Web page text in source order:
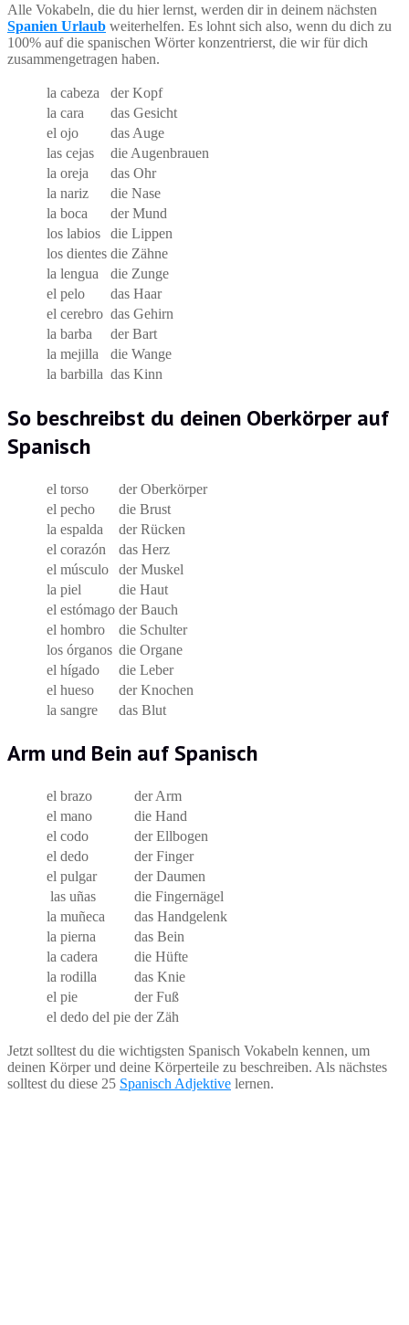
Alle Vokabeln, die du hier lernst, werden dir in deinem nächsten
Spanien Urlaub weiterhelfen. Es lohnt sich also, wenn du dich zu
100% auf die spanischen Wörter konzentrierst, die wir für dich
zusammengetragen haben.
la cabeza
der Kopf
la cara
das Gesicht
el ojo
das Auge
las cejas
die Augenbrauen
la oreja
das Ohr
la nariz
die Nase
la boca
der Mund
los labios
die Lippen
los dientes die Zähne
la lengua
die Zunge
el pelo
das Haar
el cerebro das Gehirn
la barba
der Bart
la mejilla
die Wange
la barbilla das Kinn
So beschreibst du deinen Oberkörper auf
Spanisch
el torso
der Oberkörper
el pecho
die Brust
la espalda
der Rücken
el corazón
das Herz
el músculo
der Muskel
la piel
die Haut
el estómago der Bauch
el hombro
die Schulter
los órganos die Organe
el hígado
die Leber
el hueso
der Knochen
la sangre
das Blut
Arm und Bein auf Spanisch
el brazo
der Arm
el mano
die Hand
el codo
der Ellbogen
el dedo
der Finger
el pulgar
der Daumen
las uñas
die Fingernägel
la muñeca
das Handgelenk
la pierna
das Bein
la cadera
die Hüfte
la rodilla
das Knie
el pie
der Fuß
el dedo del pie der Zäh
Jetzt solltest du die wichtigsten Spanisch Vokabeln kennen, um
deinen Körper und deine Körperteile zu beschreiben. Als nächstes
solltest du diese 25 Spanisch Adjektive lernen.